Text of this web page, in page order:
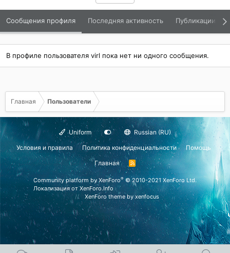
Сообщения профиля Последняя активность Публикации
В профиле пользователя virl пока нет ни одного сообщения.
Главная Пользователи
Uniform
Russian (RU)
Условия и правила
Политика конфиденциальности
Помощь
Главная
R
S
S
Community platform by XenForo® © 2010-2021 XenForo Ltd.
Локализация отXenForo.Info
XenForo themeby xenfocus